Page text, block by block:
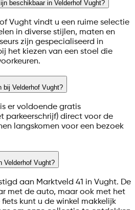
beschikbaar in Velderhof Vught?
Vught vindt u een ruime selectie
in diverse stijlen, maten en
zijn gespecialiseerd in
het kiezen van een stoel die
bij Velderhof Vught?
er voldoende gratis
parkeerschrijf) direct voor de
langskomen voor een bezoek
Velderhof Vught?
aan Marktveld 41 in Vught. De
met de auto, maar ook met het
kunt u de winkel makkelijk